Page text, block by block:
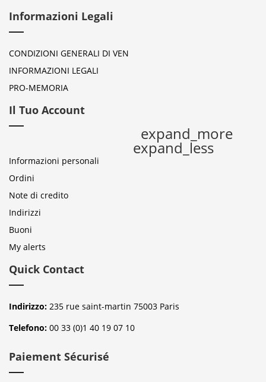
Informazioni Legali
CONDIZIONI GENERALI DI VEN
INFORMAZIONI LEGALI
PRO-MEMORIA
Il Tuo Account
expand_more
expand_less
Informazioni personali
Ordini
Note di credito
Indirizzi
Buoni
My alerts
Quick Contact
Indirizzo: 235 rue saint-martin 75003 Paris
Telefono: 00 33 (0)1 40 19 07 10
Paiement Sécurisé